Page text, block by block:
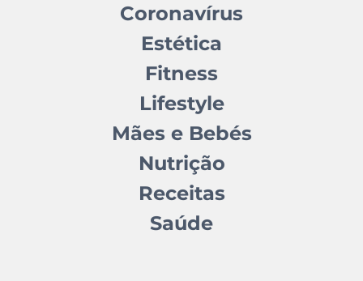
Coronavírus
Estética
Fitness
Lifestyle
Mães e Bebés
Nutrição
Receitas
Saúde